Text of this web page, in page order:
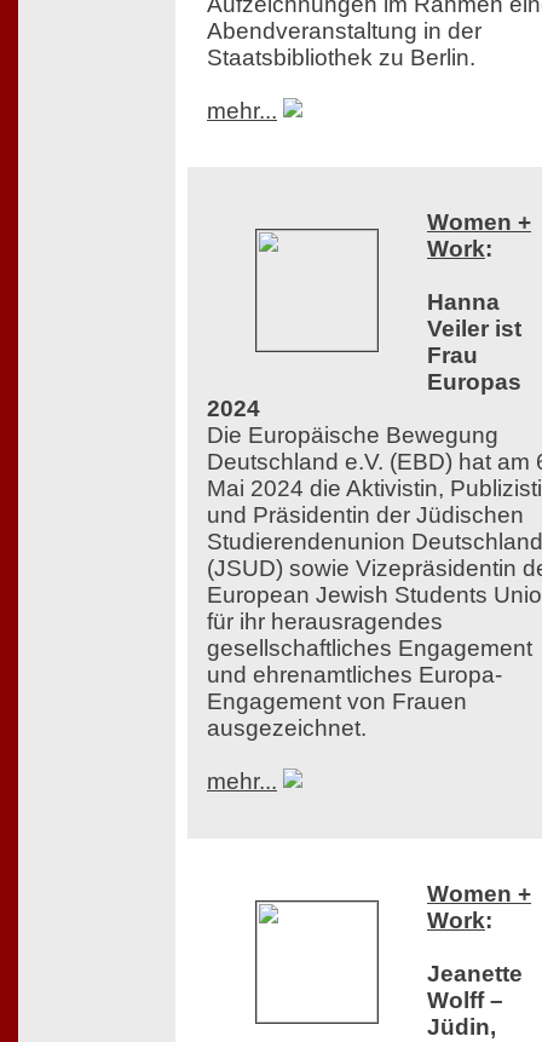
Abendveranstaltung in der
Staatsbibliothek zu Berlin.
mehr...
Women +
Work:
Hanna
Veiler ist
Frau
Europas
2024
Die Europäische Bewegung
Deutschland e.V. (EBD) hat am
Mai 2024 die Aktivistin,
und Präsidentin der Jüdischen
Studierendenunion
(JSUD) sowie Vizepräsidentin
European Jewish Students
für ihr herausragendes
gesellschaftliches Engagement
und ehrenamtliches Europa-
Engagement von Frauen
ausgezeichnet.
mehr...
Women +
Work:
Jeanette
Wolff –
Jüdin,